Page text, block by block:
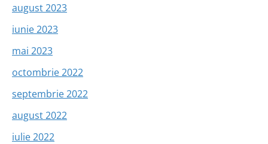
august 2023
iunie 2023
mai 2023
octombrie 2022
septembrie 2022
august 2022
iulie 2022